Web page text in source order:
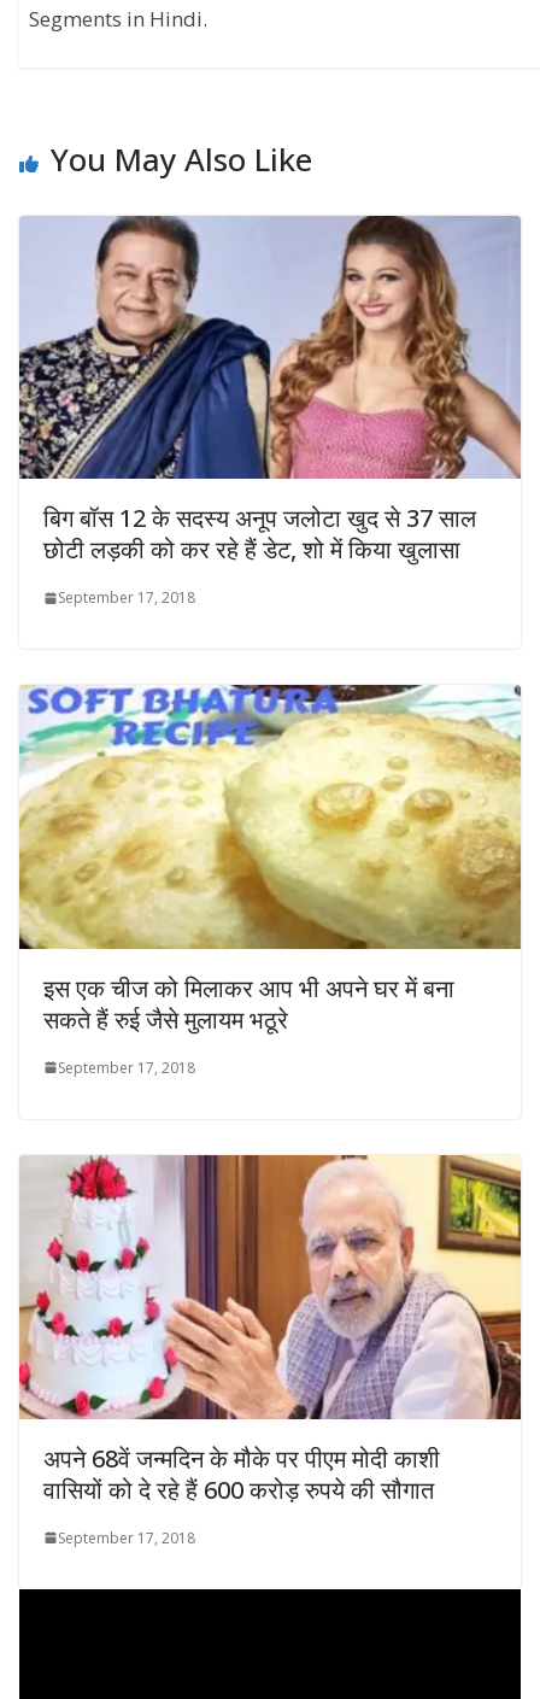
Segments in Hindi.
You May Also Like
बिग बॉस 12 के सदस्‍य अनूप जलोटा खुद से 37 साल
छोटी लड़की को कर रहे हैं डेट, शो में किया खुलासा
September 17, 2018
इस एक चीज को मिलाकर आप भी अपने घर में बना
सकते हैं रुई जैसे मुलायम भठूरे
September 17, 2018
अपने 68वें जन्मदिन के मौके पर पीएम मोदी काशी
वासियों को दे रहे हैं 600 करोड़ रुपये की सौगात
September 17, 2018